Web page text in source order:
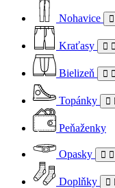
Nohavice
Kraťasy
Bielizeň
Topánky
Peňaženky
Opasky
Doplňky